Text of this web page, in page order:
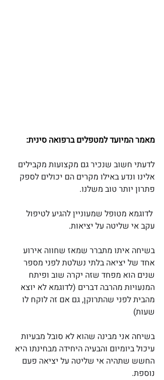
מאמר המיועד למטפלים ברפואה סינית:
לדעתי חשוב שנכיר גם מקצועות מקבילים
אלינו ונדע באילו מקרים הם יכולים לספק
פתרון יותר טוב משלנו.
לדוגמא מטופל שמעוניין להגיע לטיפול
עקב אי שליטה על יציאות.
בשיחה איתו מתברר שמאז שחווה אירוע
אחד של יציאה בלתי נשלטת לפני מספר
שנים הוא מפחד שזה יקרה שוב ופיתח
המנעויות מהרבה דברים (לדוגמא לא יוצא
מהבית לפני שהתרוקן, גם אם זה לוקח לו
שעות)
בשיחה אני מבינה שהוא לא סובל מבעיות
עיכול ביומיום והבעיה היחידה מבחינתו היא
החשש שתהיה אי שליטה על יציאה פעם
נוספת.